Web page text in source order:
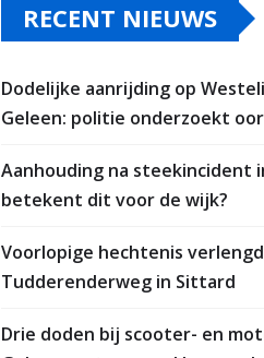
RECENT NIEUWS
Dodelijke aanrijding op
Geleen: politie onderzoekt
Aanhouding na steekincident
betekent dit voor de wijk?
Voorlopige hechtenis
Tudderenderweg in Sittard
Drie doden bij scooter- en